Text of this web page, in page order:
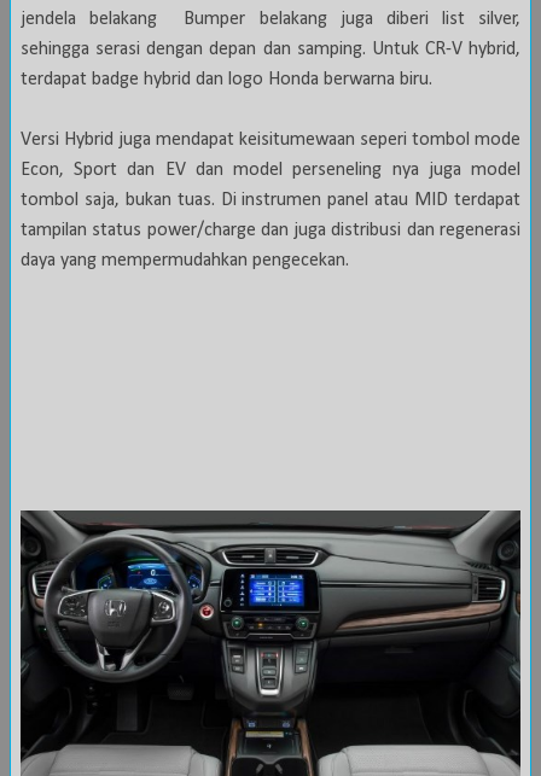
jendela belakang Bumper belakang juga diberi list silver,
sehingga serasi dengan depan dan samping. Untuk CR-V hybrid,
terdapat badge hybrid dan logo Honda berwarna biru.
Versi Hybrid juga mendapat keisitumewaan seperi tombol mode
Econ, Sport dan EV dan model perseneling nya juga model
tombol saja, bukan tuas. Di instrumen panel atau MID terdapat
tampilan status power/charge dan juga distribusi dan regenerasi
daya yang mempermudahkan pengecekan.